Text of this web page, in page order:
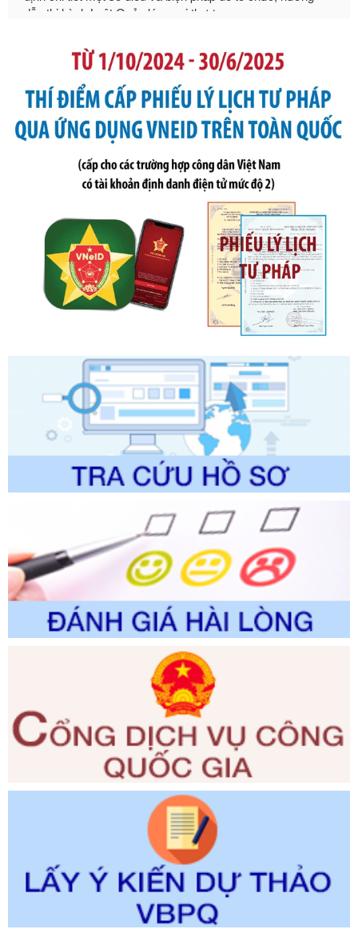
Số kí hiệu:
105/2026/TT-BTC
bỏ Thông tư số 87/2019/TT- BТC ngày 19 tháng 12 năm
2019 của Bộ trưởng Bộ Tài chính hướng dẫn thực hiện xử
phạt vi phạm hành chính trong lĩnh vực kho bạc nhà nước
Ngày ban hành: 21/07/2026
Số kí hiệu:291/2026/NĐ-CP
Tên: Nghị định số 291/2026/NĐ-CP của Chính phủ: Sửa
đổi, bổ sung một số điều của Nghị định số 125/2020/NĐ-СР
ngày 19 tháng 10 năm 2020 của Chính phủ quy định xử
phạt vi phạm hành chính về thuế, hóa đơn được sửa đổi, bổ
sung bởi Nghị định số 102/2021/NĐ-CP
Ngày ban hành: 20/07/2026
Số kí hiệu:2303/QĐ-UBND
Tên: Quyết định công bố Danh mục thủ tục hành chính mới
ban hành, được sửa đổi, bổ sung, bị bãi bỏ và phê duyệt
Quy trình nội bộ, quy trình điện tử giải quyết thủ tục hành
chính trong một số lĩnh vực thuộc phạm vi chức năng quản
Số kí hiệu:2304/QĐ-UBND
Tên: Quyết định công bố Danh mục thủ tục hành chính
được sửa đổi, bổ sung và phê duyệt Quy trình nội bộ, quy
trình điện tử giải quyết thủ tục hành chính trong lĩnh vực Du
lịch thuộc phạm vi chức năng quản lý của Sở Văn hóa, Thể
thao và Du lịch
Ngày ban hành: 01/06/2026
Số kí hiệu:2310/QĐ-UBND
Tên: Về việc công bố Danh mục thủ tục hành chính sửa
đổi, bổ sung và phê duyệt Quy trình nội bộ, quy trình điện tử
trong giải quyết thủtục hành chính lĩnh vực biến đổi khí hậu
thuộc phạm vi giải quyết của Sở Nông nghiệp và Môi
trường
Ngày ban hành: 01/06/2026
Số kí hiệu:2300/QĐ-UBND
Tên: V/v công bố danh mục thủ tục hành chính được sửa
đổi, bổ sung và phê duyệt quy trình nội bộ, quy trình điện tử
giải quyết thủ tục hành chính trong lĩnh vực Luật sư thuộc
phạm vi chức năng quản lý của Sở Tư pháp
Ngày ban hành: 01/06/2026
Số kí hiệu:351/2025/NĐ-CP
Tên: Nghị định số 351/2025/NĐ-CP của Chính phủ: Quy
định chuẩn nghèo đa chiều quốc gia giai đoạn 2026 - 2030
Ngày ban hành: 29/12/2026
3014/QĐ-UBND
Tên: Quyết định về việc công bố danh mục thủ tục hành
chính ban hành mới, sửa đổi bổ sung trong lĩnh vực hỗ trợ
đầu tư, lĩnh vực đấu thầu lựa chọn nhà thầu thuộc thẩm
quyền giải quyết của Sở Tài chính và Ban Quản lý Khu kinh
tế Đông Nam Nghệ An
Ngày ban hành: 23/09/2026